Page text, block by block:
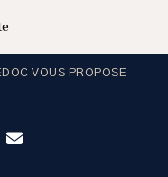
VOUS PROPOSE